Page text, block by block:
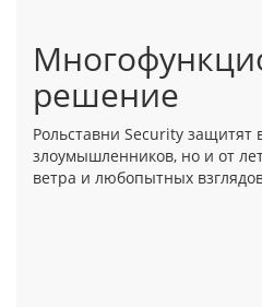
решение
Рольставни Security защитят
злоумышленников, но и от
ветра и любопытных